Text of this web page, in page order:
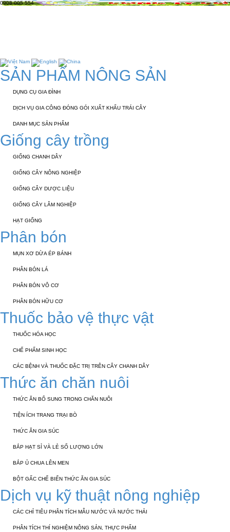
0908 005 554
SẢN PHẨM NÔNG SẢN
DỤNG CỤ GIA ĐÌNH
DỊCH VỤ GIA CÔNG ĐÓNG GÓI XUẤT KHẨU TRÁI CÂY
DANH MỤC SẢN PHẨM
Giống cây trồng
GIỐNG CHANH DÂY
GIỐNG CÂY NÔNG NGHIỆP
GIỐNG CÂY DƯỢC LIỆU
GIỐNG CÂY LÂM NGHIỆP
HẠT GIỐNG
Phân bón
MỤN XƠ DỪA ÉP BÁNH
PHÂN BÓN LÁ
PHÂN BÓN VÔ CƠ
PHÂN BÓN HỮU CƠ
Thuốc bảo vệ thực vật
THUỐC HÓA HỌC
CHẾ PHẨM SINH HỌC
CÁC BỆNH VÀ THUỐC ĐẶC TRỊ TRÊN CÂY CHANH DÂY
Thức ăn chăn nuôi
THỨC ĂN BỔ SUNG TRONG CHĂN NUÔI
TIỆN ÍCH TRANG TRẠI BÒ
THỨC ĂN GIA SÚC
BẮP HẠT SỈ VÀ LẺ SỐ LƯỢNG LỚN
BẮP Ủ CHUA LÊN MEN
BỘT GẤC CHẾ BIẾN THỨC ĂN GIA SÚC
Dịch vụ kỹ thuật nông nghiệp
CÁC CHỈ TIÊU PHÂN TÍCH MẪU NƯỚC VÀ NƯỚC THẢI
PHÂN TÍCH THÍ NGHIỆM NÔNG SẢN, THỰC PHẨM